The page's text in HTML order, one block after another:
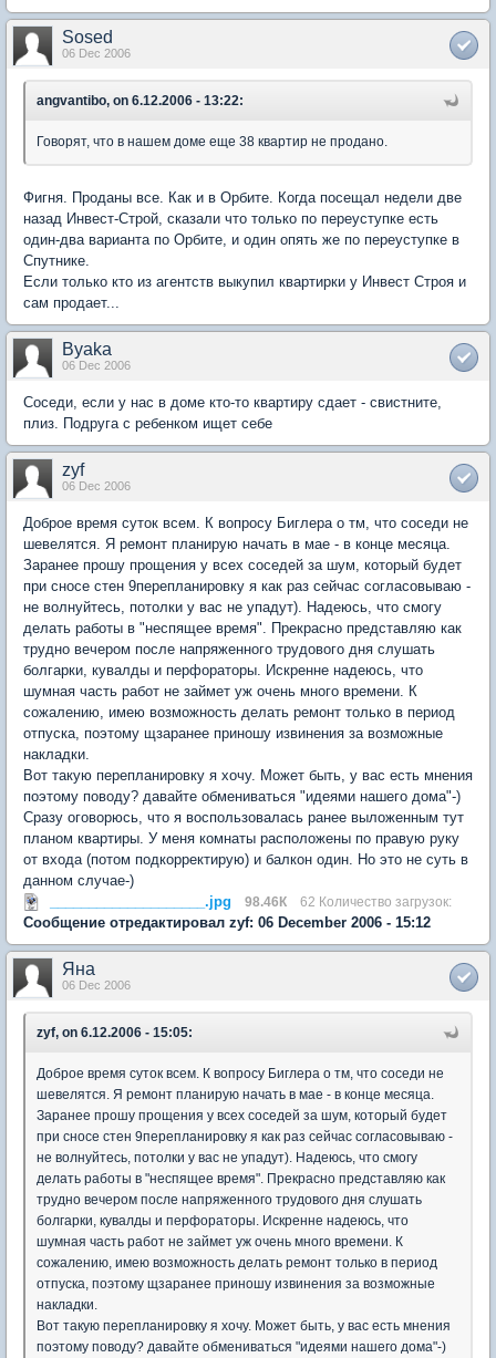
Sosed
06 Dec 2006
angvantibo, on 6.12.2006 - 13:22:
Говорят, что в нашем доме еще 38 квартир не продано.
Фигня. Проданы все. Как и в Орбите. Когда посещал недели две
назад Инвест-Строй, сказали что только по переуступке есть
один-два варианта по Орбите, и один опять же по переуступке в
Спутнике.
Если только кто из агентств выкупил квартирки у Инвест Строя и
сам продает...
Byaka
06 Dec 2006
Соседи, если у нас в доме кто-то квартиру сдает - свистните,
плиз. Подруга с ребенком ищет себе
zyf
06 Dec 2006
Доброе время суток всем. К вопросу Биглера о тм, что соседи не
шевелятся. Я ремонт планирую начать в мае - в конце месяца.
Заранее прошу прощения у всех соседей за шум, который будет
при сносе стен 9перепланировку я как раз сейчас согласовываю -
не волнуйтесь, потолки у вас не упадут). Надеюсь, что смогу
делать работы в "неспящее время". Прекрасно представляю как
трудно вечером после напряженного трудового дня слушать
болгарки, кувалды и перфораторы. Искренне надеюсь, что
шумная часть работ не займет уж очень много времени. К
сожалению, имею возможность делать ремонт только в период
отпуска, поэтому щзаранее приношу извинения за возможные
накладки.
Вот такую перепланировку я хочу. Может быть, у вас есть мнения
поэтому поводу? давайте обмениваться "идеями нашего дома"-)
Сразу оговорюсь, что я воспользовалась ранее выложенным тут
планом квартиры. У меня комнаты расположены по правую руку
от входа (потом подкорректирую) и балкон один. Но это не суть в
данном случае-)
____________________.jpg
98.46К 62 Количество загрузок:
Сообщение отредактировал zyf: 06 December 2006 - 15:12
Яна
06 Dec 2006
zyf, on 6.12.2006 - 15:05:
Доброе время суток всем. К вопросу Биглера о тм, что соседи не
шевелятся. Я ремонт планирую начать в мае - в конце месяца.
Заранее прошу прощения у всех соседей за шум, который будет
при сносе стен 9перепланировку я как раз сейчас согласовываю -
не волнуйтесь, потолки у вас не упадут). Надеюсь, что смогу
делать работы в "неспящее время". Прекрасно представляю как
трудно вечером после напряженного трудового дня слушать
болгарки, кувалды и перфораторы. Искренне надеюсь, что
шумная часть работ не займет уж очень много времени. К
сожалению, имею возможность делать ремонт только в период
отпуска, поэтому щзаранее приношу извинения за возможные
накладки.
Вот такую перепланировку я хочу. Может быть, у вас есть мнения
поэтому поводу? давайте обмениваться "идеями нашего дома"-)